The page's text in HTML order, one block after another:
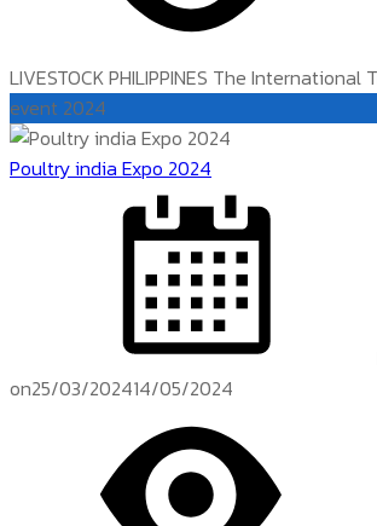
LIVESTOCK PHILIPPINES The International
event 2024
Poultry india Expo 2024
on25/03/202414/05/2024